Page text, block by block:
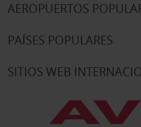
AEROPUERTOS
PAÍSES POPULARES
SITIOS WEB